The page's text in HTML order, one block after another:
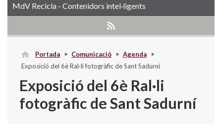
MdV Recicla - Contenidors intel·ligents
Portada Comunicació
Agenda
Exposició del 6è Ral·li fotogràfic de Sant Sadurní
Exposició del 6è Ral·li
fotogràfic de Sant Sadurní